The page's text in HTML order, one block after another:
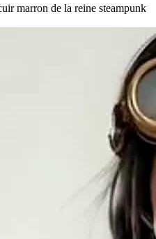
marron de la reine steampunk